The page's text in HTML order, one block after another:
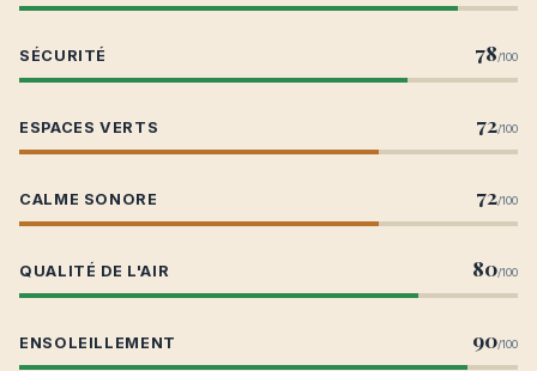
SÉCURITÉ 78/100
ESPACES VERTS 72/100
CALME SONORE 72/100
QUALITÉ DE L'AIR 80/100
ENSOLEILLEMENT 90/100